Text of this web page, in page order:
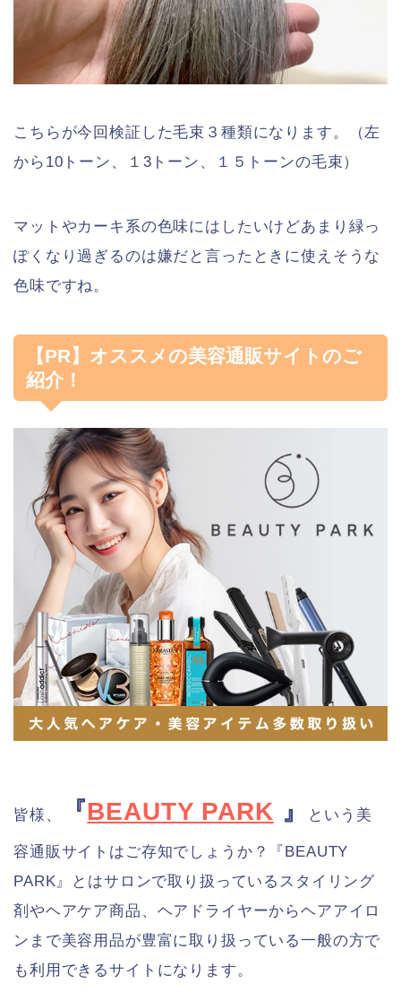
こちらが今回検証した毛束３種類になります。（左
から10トーン、１3トーン、１５トーンの毛束）
マットやカーキ系の色味にはしたいけどあまり緑っ
ぽくなり過ぎるのは嫌だと言ったときに使えそうな
色味ですね。
【PR】オススメの美容通販サイトのご
紹介！
皆様、 『BEAUTY PARK 』 という美
容通販サイトはご存知でしょうか？『BEAUTY
PARK』とはサロンで取り扱っているスタイリング
剤やヘアケア商品、ヘアドライヤーからヘアアイロ
ンまで美容用品が豊富に取り扱っている一般の方で
も利用できるサイトになります。